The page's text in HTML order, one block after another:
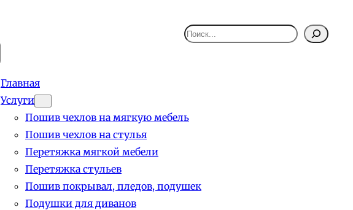
Поиск
Главная
Услуги
Пошив чехлов на мягкую мебель
Пошив чехлов на стулья
Перетяжка мягкой мебели
Перетяжка стульев
Пошив покрывал, пледов, подушек
Подушки для диванов